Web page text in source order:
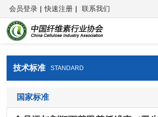
会员登录 | 快速注册 | 联系我们
技术标准 STANDARD
国家标准